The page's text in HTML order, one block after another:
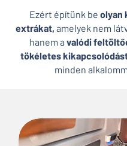
Ezért építünk be olyan
extrákat, amelyek nem
hanem a valódi
tökéletes
minden